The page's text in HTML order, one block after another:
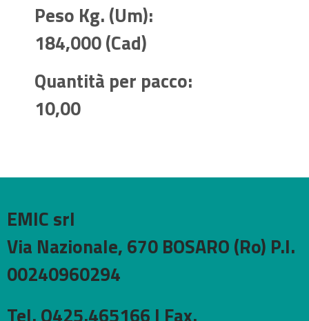
Peso Kg. (Um):
184,000 (Cad)
Quantità per pacco:
10,00
EMIC srl
Via Nazionale, 670 BOSARO (Ro) P.I.
00240960294
Tel. O425.465166 I Fax.